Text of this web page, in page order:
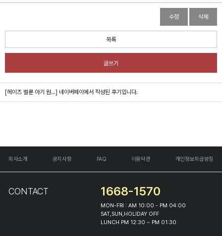
수정 삭제
목록
글쓰기
[헤이즈 벌룬 아기 원...] 네이버페이에서 작성된 후기입니다.
회사소개 공지사항 FAQ 이용약관 개인정보취급방침
CONTACT 1668-1570
MON-FRI : AM 10:00 - PM 04:00
SAT,SUN,HOLIDAY OFF
LUNCH PM 12:30 ~ PM 01:30